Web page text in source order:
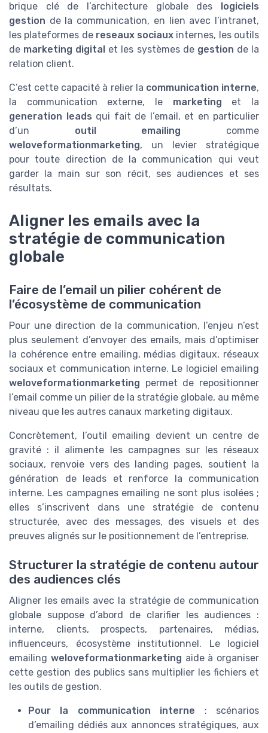
brique clé de l’architecture globale des
logiciels
gestion de la communication, en lien avec l’intranet,
les plateformes de reseaux sociaux internes, les outils
de marketing digital et les systèmes de gestion de la
relation client.
C’est cette capacité à relier la communication interne,
la communication externe, le marketing et la
generation leads qui fait de l’email, et en particulier
d’un outil emailing comme
weloveformationmarketing, un levier stratégique
pour toute direction de la communication qui veut
garder la main sur son récit, ses audiences et ses
résultats.
Aligner les emails avec la
stratégie de communication
globale
Faire de l’email un pilier cohérent de
l’écosystème de communication
Pour une direction de la communication, l’enjeu n’est
plus seulement d’envoyer des emails, mais d’optimiser
la cohérence entre emailing, médias digitaux, réseaux
sociaux et communication interne. Le logiciel emailing
weloveformationmarketing permet de repositionner
l’email comme un pilier de la stratégie globale, au même
niveau que les autres canaux marketing digitaux.
Concrètement, l’outil emailing devient un centre de
gravité : il alimente les campagnes sur les réseaux
sociaux, renvoie vers des landing pages, soutient la
génération de leads et renforce la communication
interne. Les campagnes emailing ne sont plus isolées ;
elles s’inscrivent dans une stratégie de contenu
structurée, avec des messages, des visuels et des
preuves alignés sur le positionnement de l’entreprise.
Structurer la stratégie de contenu autour
des audiences clés
Aligner les emails avec la stratégie de communication
globale suppose d’abord de clarifier les audiences :
interne, clients, prospects, partenaires, médias,
influenceurs, écosystème institutionnel. Le logiciel
emailing weloveformationmarketing aide à organiser
cette gestion des publics sans multiplier les fichiers et
les outils de gestion.
Pour la communication interne : scénarios
d’emailing dédiés aux annonces stratégiques, aux